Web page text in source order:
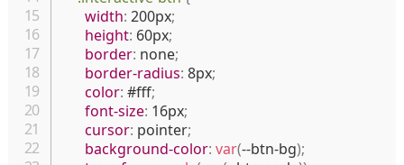
width: 200px;
height: 60px;
border: none;
border-radius: 8px;
color: #fff;
font-size: 16px;
cursor: pointer;
background-color: var(--btn-bg);